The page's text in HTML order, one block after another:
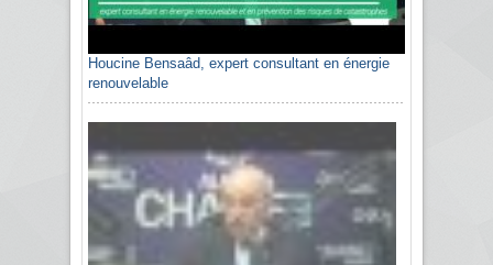
Houcine Bensaâd, expert consultant en énergie
renouvelable